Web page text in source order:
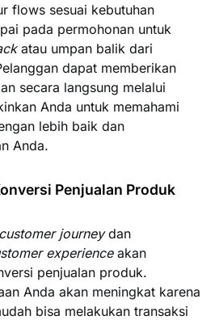
flows sesuai kebutuhan
pada permohonan untuk
atau umpan balik dari
dapat memberikan
secara langsung melalui
Anda untuk memahami
lebih baik dan
Anda.
Penjualan Produk
customer journeydan
experience akan
penjualan produk.
Anda akan meningkat karena
bisa melakukan transaksi